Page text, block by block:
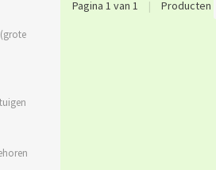
Pagina 1 van 1 | Producten